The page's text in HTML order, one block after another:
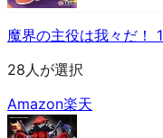
魔界の主役は我々だ！ 1
28人が選択
Amazon楽天